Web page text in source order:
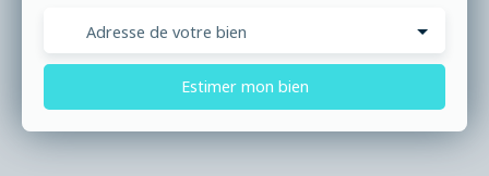
Adresse de votre bien
Estimer mon bien